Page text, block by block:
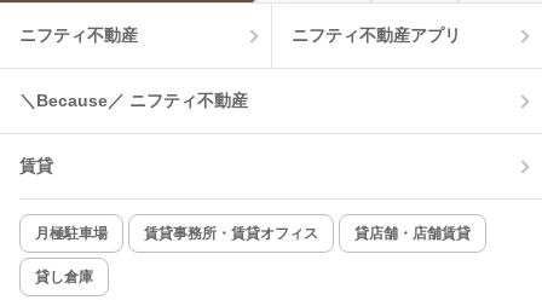
ニフティ不動産 ニフティ不動産アプリ
＼Because／ ニフティ不動産
賃貸
月極駐車場 賃貸事務所・賃貸オフィス 貸店舗・店舗賃貸
貸し倉庫